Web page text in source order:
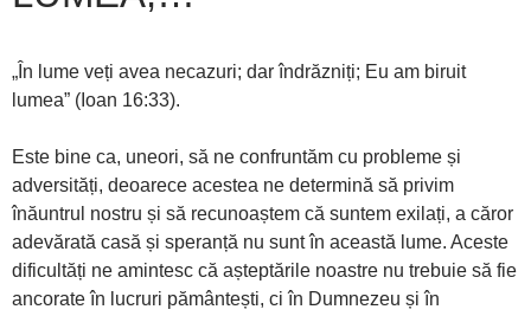
„În lume veți avea necazuri; dar îndrăzniți; Eu am biruit
lumea” (Ioan 16:33).
Este bine ca, uneori, să ne confruntăm cu probleme și
adversități, deoarece acestea ne determină să privim
înăuntrul nostru și să recunoaștem că suntem exilați, a căror
adevărată casă și speranță nu sunt în această lume. Aceste
dificultăți ne amintesc că așteptările noastre nu trebuie să fie
ancorate în lucruri pământești, ci în Dumnezeu și în